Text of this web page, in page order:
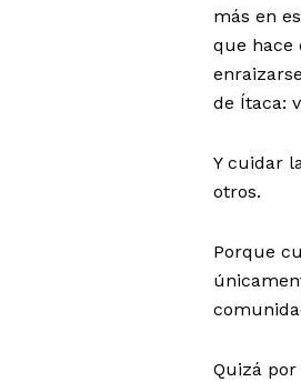
más en
que hace
de Ítaca:
Y cuidar
otros.
Porque
Quizá